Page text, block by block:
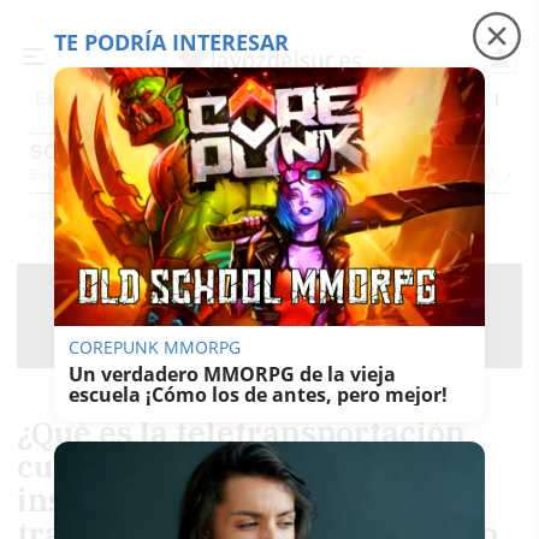
Es noticia Precio luz Ceuta Carreras de caballos
SOCIEDAD
EconomíaSociedadInternacionalPolíticaEcología Educación Salud
Actualidad Sociedad
¿Qué es la teletransportación
cuántica? Un internet
instantáneo o la posibilidad de
TE PODRÍA INTERESAR
COREPUNK MMORPG
Un verdadero MMORPG de la vieja
escuela ¡Cómo los de antes, pero mejor!